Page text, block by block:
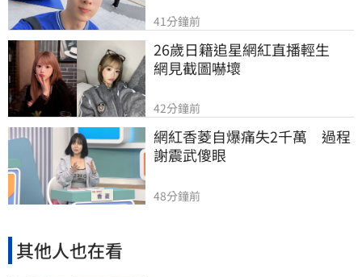
41分鐘前
26歲日籍追星網紅直播輕生
網見截圖嚇壞
42分鐘前
網紅香菱自爆痛失2千萬　過程
謝震武傻眼
48分鐘前
其他人也在看